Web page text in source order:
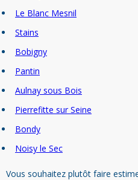
Le Blanc Mesnil
Stains
Bobigny
Pantin
Aulnay sous Bois
Pierrefitte sur Seine
Bondy
Noisy le Sec
Vous souhaitez plutôt faire